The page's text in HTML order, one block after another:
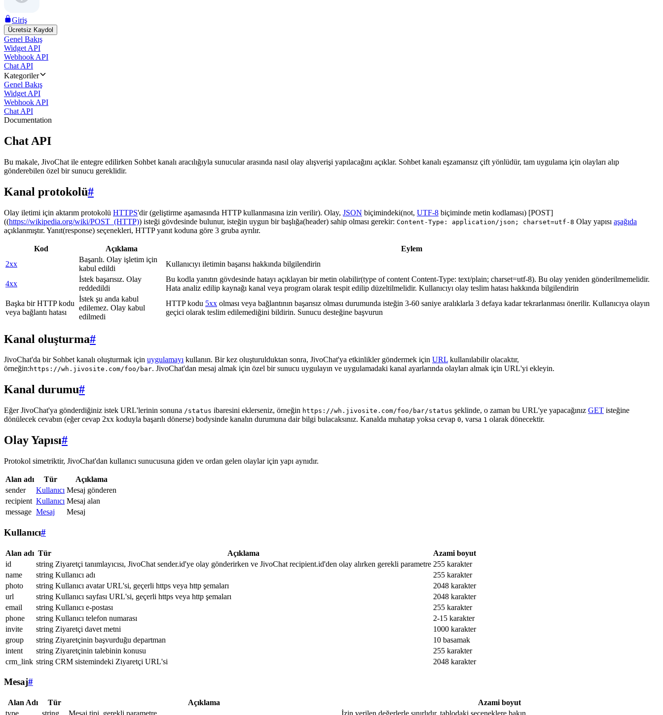
Giriş
Ücretsiz Kaydol
Genel Bakış
Widget API
Webhook API
Chat API
Kategoriler
Genel Bakış
Widget API
Webhook API
Chat API
Documentation
Chat API
Bu makale, JivoChat ile entegre edilirken Sohbet kanalı aracılığıyla sunucular arasında nasıl olay alışverişi yapılacağını açıklar. Sohbet kanalı eşzamansız çift yönlüdür, tam uygulama için olayları alıp
gönderebilen özel bir sunucu gereklidir.
Kanal protokolü#
Olay iletimi için aktarım protokolü HTTPS'dir (geliştirme aşamasında HTTP kullanmasına izin verilir). Olay, JSON biçimindeki(not, UTF-8 biçiminde metin kodlaması) [POST]
((https://wikipedia.org/wiki/POST_(HTTP)) isteği gövdesinde bulunur, isteğin uygun bir başlığa(header) sahip olması gerekir: Content-Type: application/json; charset=utf-8 Olay yapısı aşağıda
açıklanmıştır. Yanıt(response) seçenekleri, HTTP yanıt koduna göre 3 gruba ayrılır.
Kod Açıklama
Eylem
2xx
Başarılı. Olay işletim için
kabul edildi
Kullanıcıyı iletimin başarısı hakkında bilgilendirin
4xx
İstek başarısız. Olay
reddedildi
Bu kodla yanıtın gövdesinde hatayı açıklayan bir metin olabilir(type of content Content-Type: text/plain; charset=utf-8). Bu olay yeniden gönderilmemelidir.
Hata analiz edilip kaynağı kanal veya program olarak tespit edilip düzeltilmelidir. Kullanıcıyı olay teslim hatası hakkında bilgilendirin
Başka bir HTTP kodu
veya bağlantı hatası
İstek şu anda kabul
edilemez. Olay kabul
edilmedi
HTTP kodu 5xx olması veya bağlantının başarısız olması durumunda isteğin 3-60 saniye aralıklarla 3 defaya kadar tekrarlanması önerilir. Kullanıcıya olayın
geçici olarak teslim edilemediğini bildirin. Sunucu desteğine başvurun
Kanal oluşturma#
JivoChat'da bir Sohbet kanalı oluşturmak için uygulamayı kullanın. Bir kez oluşturulduktan sonra, JivoChat'ya etkinlikler göndermek için URL kullanılabilir olacaktır,
örneğin: https://wh.jivosite.com/foo/bar. JivoChat'dan mesaj almak için özel bir sunucu uygulayın ve uygulamadaki kanal ayarlarında olayları almak için URL'yi ekleyin.
Kanal durumu#
Eğer JivoChat'ya gönderdiğiniz istek URL'lerinin sonuna /status ibaresini eklerseniz, örneğin https://wh.jivosite.com/foo/bar/status şeklinde, o zaman bu URL'ye yapacağınız GET isteğine
dönülecek cevabın (eğer cevap 2xx koduyla başarılı dönerse) bodysinde kanalın durumuna dair bilgi bulacaksınız. Kanalda muhatap yoksa cevap 0, varsa 1 olarak dönecektir.
Olay Yapısı#
Protokol simetriktir, JivoChat'dan kullanıcı sunucusuna giden ve ordan gelen olaylar için yapı aynıdır.
Alan adı Tür
Açıklama
sender
Kullanıcı Mesaj gönderen
recipient Kullanıcı Mesaj alan
message Mesaj Mesaj
Kullanıcı#
Alan adı Tür Açıklama
Azami boyut
id
string Ziyaretçi tanımlayıcısı, JivoChat sender.id'ye olay gönderirken ve JivoChat recipient.id'den olay alırken gerekli parametre 255 karakter
name
string Kullanıcı adı
255 karakter
photo
string Kullanıcı avatar URL'si, geçerli https veya http şemaları
2048 karakter
url
string Kullanıcı sayfası URL'si, geçerli https veya http şemaları
2048 karakter
email
string Kullanıcı e-postası
255 karakter
phone
string Kullanıcı telefon numarası
2-15 karakter
invite
string Ziyaretçi davet metni
1000 karakter
group
string Ziyaretçinin başvurduğu departman
10 basamak
intent
string Ziyaretçinin talebinin konusu
255 karakter
crm_link string CRM sistemindeki Ziyaretçi URL'si 2048 karakter
Mesaj#
Alan Adı Tür Açıklama
Azami boyut
type
string Mesaj tipi, gerekli parametre İzin verilen değerlerle sınırlıdır, tablodaki seçeneklere bakın